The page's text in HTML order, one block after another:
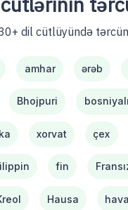
dil cütlüyündə
amhar ərəb
Bhojpuri bosniyalı
xorvat çex
fin
Hausa